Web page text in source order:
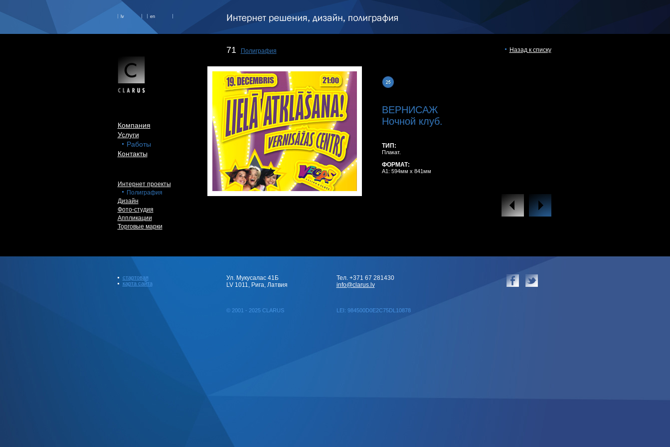
lv en
Компания
Услуги
Работы
Контакты
Интернет проекты
Полиграфия
Дизайн
Фото-студия
Аппликации
Торговые марки
71 Полиграфия Назад к списку
ВЕРНИСАЖ
Ночной клуб.
ТИП:
Плакат.
ФОРМАТ:
A1: 594мм x 841мм
стартовая
карта сайта
Ул. Мукусалас 41Б
LV 1011, Рига, Латвия
© 2001 - 2025 CLARUS LEI: 984500D0E2C75DL10878
Тел. +371 67 281430
info@clarus.lv